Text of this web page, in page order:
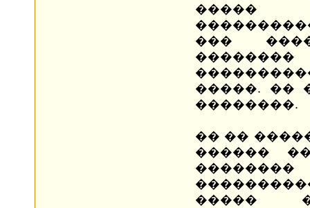
�����
���
�����. ��
��������.
�� ��
������
�����